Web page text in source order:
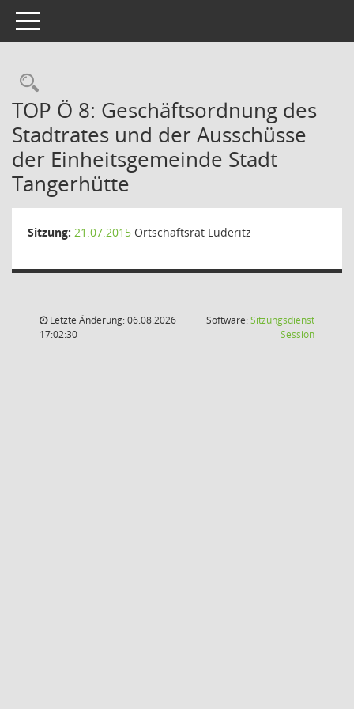
Toggle navigation
Rechercheauswahl
TOP Ö 8: Geschäftsordnung des
Stadtrates und der Ausschüsse
der Einheitsgemeinde Stadt
Tangerhütte
Sitzung: 21.07.2015 Ortschaftsrat Lüderitz
Letzte Änderung: 06.08.2026
17:02:30
Software:Sitzungsdienst
Session(Wird in